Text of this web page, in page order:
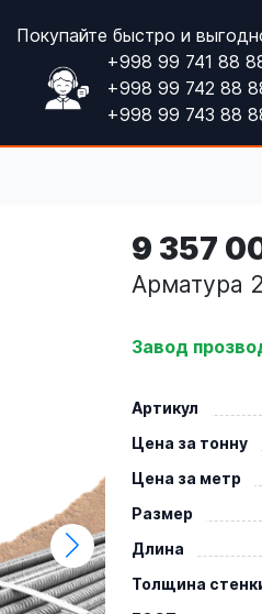
Покупайте быстро и
+998 99 741 88
+998 99 742 88
+998 99 743 88
9 357
Арматура
Завод
Артикул
Цена за тонну
Цена за метр
Размер
Длина
Толщина